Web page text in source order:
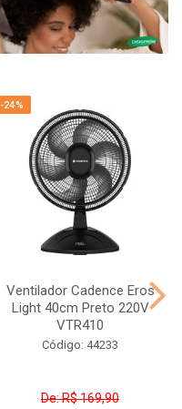
-24%
Ventilador Cadence Eros
Light 40cm Preto 220V
VTR410
Código: 44233
De: R$ 169,90